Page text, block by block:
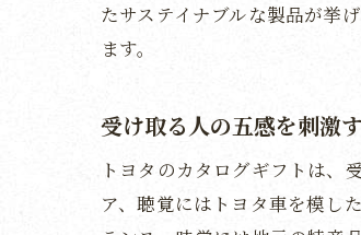
たサステイナブルな製品が挙
ます。
受け取る人の五感を刺激
トヨタのカタログギフトは、
ア、聴覚にはトヨタ車を模し